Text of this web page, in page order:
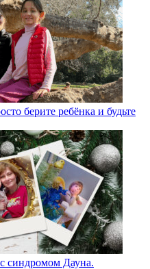
берите ребёнка и будьте
синдромом Дауна.